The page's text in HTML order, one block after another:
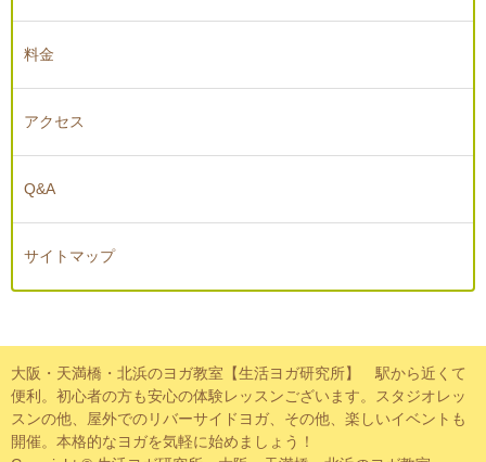
料金
アクセス
Q&A
サイトマップ
大阪・天満橋・北浜のヨガ教室【生活ヨガ研究所】 駅から近くて
便利。初心者の方も安心の体験レッスンございます。スタジオレッ
スンの他、屋外でのリバーサイドヨガ、その他、楽しいイベントも
開催。本格的なヨガを気軽に始めましょう！